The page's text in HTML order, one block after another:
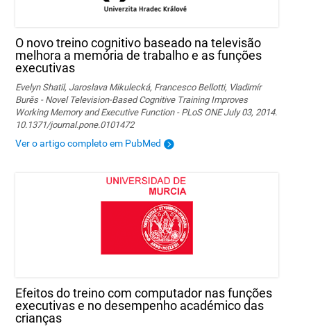
O novo treino cognitivo baseado na televisão
melhora a memória de trabalho e as funções
executivas
Evelyn Shatil, Jaroslava Mikulecká, Francesco Bellotti, Vladimír
Burěs - Novel Television-Based Cognitive Training Improves
Working Memory and Executive Function - PLoS ONE July 03, 2014.
10.1371/journal.pone.0101472
Ver o artigo completo em PubMed
Efeitos do treino com computador nas funções
executivas e no desempenho académico das
crianças